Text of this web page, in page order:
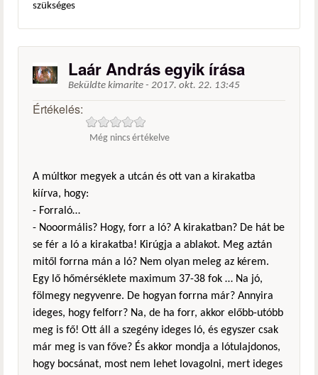
szükséges
Laár András egyik írása
Beküldte kimarite - 2017. okt. 22. 13:45
Értékelés:
Még nincs értékelve
A múltkor megyek a utcán és ott van a kirakatba
kiírva, hogy:
- Forraló…
- Nooormális? Hogy, forr a ló? A kirakatban? De hát be
se fér a ló a kirakatba! Kirúgja a ablakot. Meg aztán
mitől forrna mán a ló? Nem olyan meleg az kérem.
Egy lő hőmérséklete maximum 37-38 fok … Na jó,
fölmegy negyvenre. De hogyan forrna már? Annyira
ideges, hogy felforr? Na, de ha forr, akkor előbb-utóbb
meg is fő! Ott áll a szegény ideges ló, és egyszer csak
már meg is van főve? És akkor mondja a lótulajdonos,
hogy bocsánat, most nem lehet lovagolni, mert ideges